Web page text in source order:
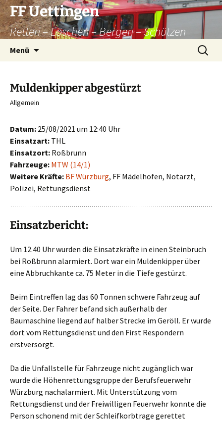
Zum
Inhalt
springen
FF Uettingen
Retten – Löschen – Bergen – Schützen
Menü
Suchen
nach:
Muldenkipper abgestürzt
Allgemein
Datum: 25/08/2021 um 12:40 Uhr
Einsatzart: THL
Einsatzort: Roßbrunn
Fahrzeuge: MTW (14/1)
Weitere Kräfte: BF Würzburg, FF Mädelhofen, Notarzt,
Polizei, Rettungsdienst
Einsatzbericht:
Um 12.40 Uhr wurden die Einsatzkräfte in einen Steinbruch
bei Roßbrunn alarmiert. Dort war ein Muldenkipper über
eine Abbruchkante ca. 75 Meter in die Tiefe gestürzt.
Beim Eintreffen lag das 60 Tonnen schwere Fahrzeug auf
der Seite. Der Fahrer befand sich außerhalb der
Baumaschine liegend auf halber Strecke im Geröll. Er wurde
dort vom Rettungsdienst und den First Respondern
erstversorgt.
Da die Unfallstelle für Fahrzeuge nicht zugänglich war
wurde die Höhenrettungsgruppe der Berufsfeuerwehr
Würzburg nachalarmiert. Mit Unterstützung vom
Rettungsdienst und der Freiwilligen Feuerwehr konnte die
Person schonend mit der Schleifkorbtrage gerettet